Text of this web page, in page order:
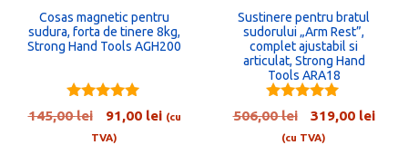
Cosas magnetic pentru
sudura, forta de tinere 8kg,
Strong Hand Tools AGH200
5.00
out of 5
145,00lei
Prețul
inițial
91,00 leiPrețul
(cu
TVA)
Sustinere pentru bratul
sudorului „Arm Rest”,
complet ajustabil si
articulat, Strong Hand
Tools ARA18
5.00
out of 5
506,00lei
Prețul
inițial
319,00 lei
(cu TVA)